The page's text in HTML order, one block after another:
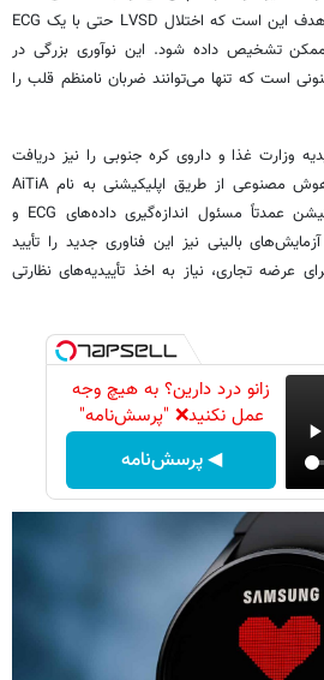
بالینی ۱۲ لیدی مقایسه می‌کند. هدف این است که اختلال LVSD حتی با یک ECG
تشخیص داده شود. این نوآوری بزرگی در
است که تنها می‌توانند ضربان نامنظم قلب را
وزارت غذا و داروی کره جنوبی را نیز دریافت
کرده است. سیستم مبتنی بر هوش مصنوعی از طریق اپلیکیشنی به نام AiTiA
LVSD-۱L کار می‌کند. این اپلیکیشن عمدتاً مسئول اندازه‌گیری داده‌های ECG و
بالینی نیز این فناوری جدید را تأیید
عرضه تجاری، نیاز به اخذ تأییدیه‌های نظارتی
زانو درد دارین؟ به هیچ وجه
عمل نکنید❌ "پرسش‌نامه"
◀ پرسش‌نامه